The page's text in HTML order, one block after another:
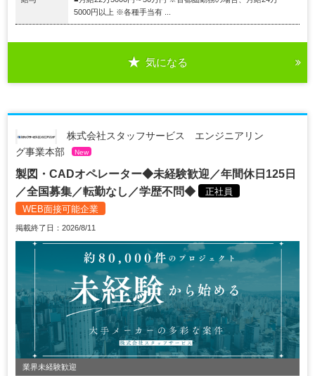
5000円以上 ※各種手当有 ...
気になる
株式会社スタッフサービス エンジニアリン
グ事業本部
New
製図・CADオペレーター◆未経験歓迎／年間休日125日
／全国募集／転勤なし／学歴不問◆
正社員
WEB面接可能企業
掲載終了日：2026/8/11
業界未経験歓迎